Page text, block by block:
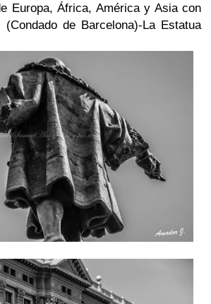
Europa, África, América y Asia con
de Barcelona)-La Estatua